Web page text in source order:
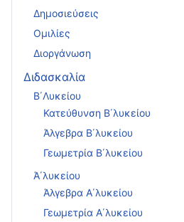
Δημοσιεύσεις
Ομιλίες
Διοργάνωση
Διδασκαλία
Β΄Λυκείου
Κατεύθυνση Β΄λυκείου
Άλγεβρα Β΄λυκείου
Γεωμετρία Β΄λυκείου
Ά΄λυκείου
Άλγεβρα Α΄λυκείου
Γεωμετρία Α΄λυκείου